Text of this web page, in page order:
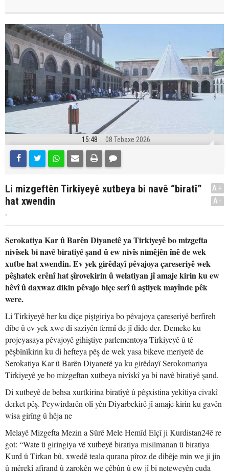
15:48 08 Tebaxe 2026
Li mizgeftên Tirkiyeyê xutbeya bi navê “biratî”
hat xwendin
.
A+
A-
Serokatiya Kar û Barên Diyanetê ya Tirkiyeyê bo mizgefta
nivîsek bi navê biratiyê şand û ew nivîs nimêjên înê de wek
xutbe hat xwendin. Ev yek girêdayî pêvajoya çareseriyê wek
pêşhatek erênî hat şîrovekirin û welatiyan jî amaje kirin ku ew
hêvî û daxwaz dikin pêvajo biçe serî û aştiyek mayînde pêk
were.
Li Tirkiyeyê her ku diçe piştgiriya bo pêvajoya çareseriyê berfireh
dibe û ev yek xwe di saziyên fermî de jî dide der. Demeke ku
projeyasaya pêvajoyê gihiştiye parlementoya Tirkiyeyê û tê
pêşbînîkirin ku di hefteya pêş de wek yasa bikeve meriyetê de
Serokatiya Kar û Barên Diyanetê ya ku girêdayî Serokomariya
Tirkiyeyê ye bo mizgeftan xutbeya nivîskî ya bi navê biratiyê şand.
Di xutbeyê de behsa xurtkirina biratîyê û pêşxistina yekîtiya civakî
derket pêş. Peywirdarên olî yên Diyarbekirê jî amaje kirin ku gavên
wisa girîng û hêja ne
Melayê Mizgefta Mezin a Sûrê Mele Hemîd Elçî ji Kurdistan24ê re
got: “Wate û giringiya vê xutbeyê biratiya misilmanan û biratiya
Kurd û Tirkan bû, xwedê teala qurana pîroz de dibêje min we ji jin
û mêrekî afirand û zarokên we çêbûn û ew jî bi neteweyên cuda